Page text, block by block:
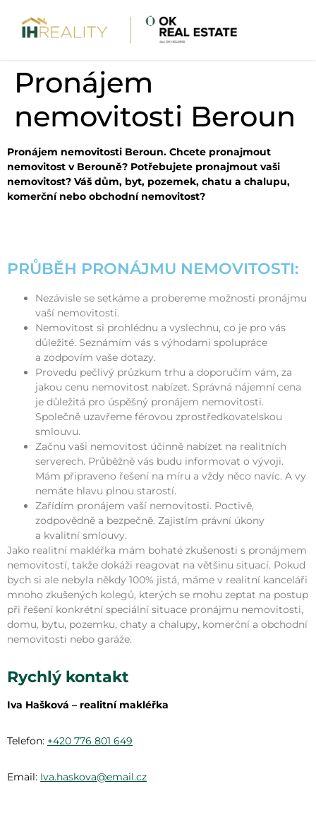
Pronájem
nemovitosti Beroun
Pronájem nemovitosti Beroun. Chcete pronajmout
nemovitost v Berouně? Potřebujete pronajmout vaši
nemovitost? Váš dům, byt, pozemek, chatu a chalupu,
komerční nebo obchodní nemovitost?
PRŮBĚH PRONÁJMU NEMOVITOSTI:
Nezávisle se setkáme a probereme možnosti pronájmu
vaší nemovitosti.
Nemovitost si prohlédnu a vyslechnu, co je pro vás
důležité. Seznámím vás s výhodami spolupráce
a zodpovím vaše dotazy.
Provedu pečlivý průzkum trhu a doporučím vám, za
jakou cenu nemovitost nabízet. Správná nájemní cena
je důležitá pro úspěšný pronájem nemovitosti.
Společně uzavřeme férovou zprostředkovatelskou
smlouvu.
Začnu vaši nemovitost účinně nabízet na realitních
serverech. Průběžně vás budu informovat o vývoji.
Mám připraveno řešení na míru a vždy něco navíc. A vy
nemáte hlavu plnou starostí.
Zařídím pronájem vaší nemovitosti. Poctivě,
zodpovědně a bezpečně. Zajistím právní úkony
a kvalitní smlouvy.
Jako realitní makléřka mám bohaté zkušenosti s pronájmem
nemovitostí, takže dokáži reagovat na většinu situací. Pokud
bych si ale nebyla někdy 100% jistá, máme v realitní kanceláři
mnoho zkušených kolegů, kterých se mohu zeptat na postup
při řešení konkrétní speciální situace pronájmu nemovitosti,
domu, bytu, pozemku, chaty a chalupy, komerční a obchodní
nemovitosti nebo garáže.
Rychlý kontakt
Iva Hašková – realitní makléřka
Telefon: +420 776 801 649
Email: Iva.haskova@email.cz